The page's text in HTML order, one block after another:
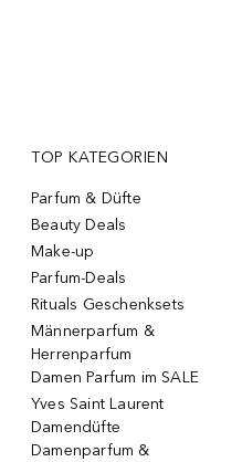
TOP KATEGORIEN
Parfum & Düfte
Beauty Deals
Make-up
Parfum-Deals
Rituals Geschenksets
Männerparfum &
Herrenparfum
Damen Parfum im SALE
Yves Saint Laurent
Damendüfte
Damenparfum &